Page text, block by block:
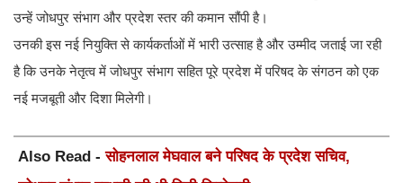
उन्हें जोधपुर संभाग और प्रदेश स्तर की कमान सौंपी है।
उनकी इस नई नियुक्ति से कार्यकर्ताओं में भारी उत्साह है और उम्मीद जताई जा रही
है कि उनके नेतृत्व में जोधपुर संभाग सहित पूरे प्रदेश में परिषद के संगठन को एक
नई मजबूती और दिशा मिलेगी।
Also Read -सोहनलाल मेघवाल बने परिषद के प्रदेश सचिव,